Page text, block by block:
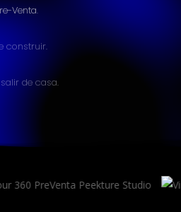
Venta.
construir.
de casa.